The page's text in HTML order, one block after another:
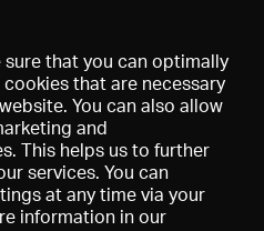
sure that you can optimally
that are necessary
You can also allow
and
This helps us to further
services. You can
at any time via your
information in our